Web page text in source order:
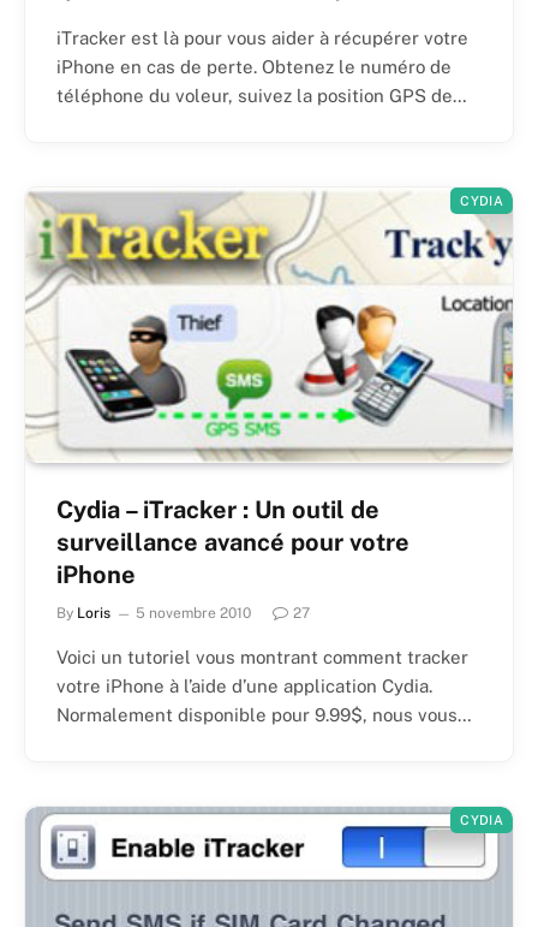
iTracker est là pour vous aider à récupérer votre
iPhone en cas de perte. Obtenez le numéro de
téléphone du voleur, suivez la position GPS de…
CYDIA
Cydia – iTracker : Un outil de
surveillance avancé pour votre
iPhone
By Loris 5 novembre 2010 27
Voici un tutoriel vous montrant comment tracker
votre iPhone à l’aide d’une application Cydia.
Normalement disponible pour 9.99$, nous vous…
CYDIA